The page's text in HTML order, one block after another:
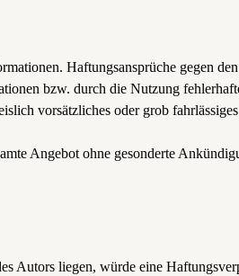
Haftungsansprüche gegen
bzw. durch die Nutzung
vorsätzliches oder grob
Angebot ohne gesonderte
Autors liegen, würde eine